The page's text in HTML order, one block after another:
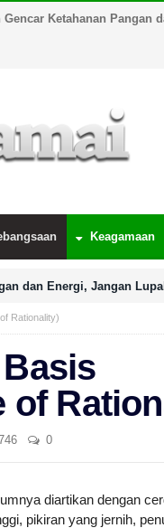
Gencar Ketahanan
Keagamaan
dan Energi, Jangan
Rationality)
of
0
diartikan dengan
pikiran yang jernih,